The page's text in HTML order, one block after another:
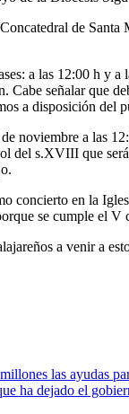
de
a las 12:00 h y
Cabe señalar que
a disposición del
noviembre a las
del s.XVIII que
concierto en la
se cumple el
a venir a
las ayudas
ha dejado el